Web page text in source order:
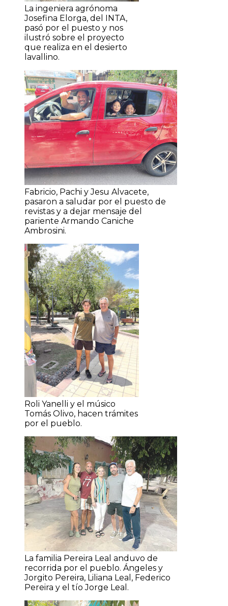
La ingeniera agrónoma
Josefina Elorga, del INTA,
pasó por el puesto y nos
ilustró sobre el proyecto
que realiza en el desierto
lavallino.
Fabricio, Pachi y Jesu Alvacete,
pasaron a saludar por el puesto de
revistas y a dejar mensaje del
pariente Armando Caniche
Ambrosini.
Roli Yanelli y el músico
Tomás Olivo, hacen trámites
por el pueblo.
La familia Pereira Leal anduvo de
recorrida por el pueblo. Ángeles y
Jorgito Pereira, Liliana Leal, Federico
Pereira y el tío Jorge Leal.